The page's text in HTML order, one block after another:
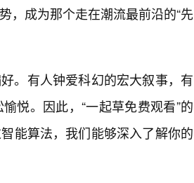
，成为那个走在潮流最前沿的“先
。有人钟爱科幻的宏大叙事，有
悦。因此，“一起草免费观看”的
能算法，我们能够深入了解你的